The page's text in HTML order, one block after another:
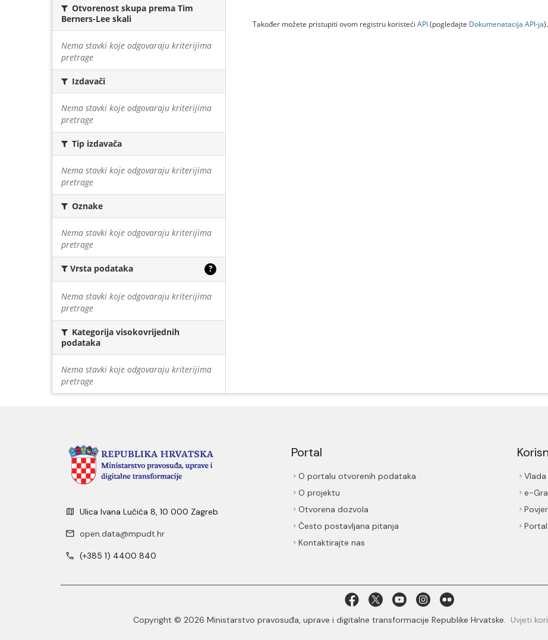
Otvorenost skupa prema Tim
Berners-Lee skali
Nema stavki koje odgovaraju kriterijima
pretrage
Izdavači
Nema stavki koje odgovaraju kriterijima
pretrage
Tip izdavača
Nema stavki koje odgovaraju kriterijima
pretrage
Oznake
Nema stavki koje odgovaraju kriterijima
pretrage
Vrsta podataka ?
Nema stavki koje odgovaraju kriterijima
pretrage
Kategorija visokovrijednih
podataka
Nema stavki koje odgovaraju kriterijima
pretrage
Također možete pristupiti ovom registru koristeći API(pogledajte Dokumenаtаcijа API-jа).